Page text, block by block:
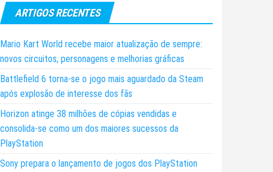
ARTIGOS RECENTES
Mario Kart World recebe maior atualização de sempre:
novos circuitos, personagens e melhorias gráficas
Battlefield 6 torna-se o jogo mais aguardado da Steam
após explosão de interesse dos fãs
Horizon atinge 38 milhões de cópias vendidas e
consolida-se como um dos maiores sucessos da
PlayStation
Sony prepara o lançamento de jogos dos PlayStation